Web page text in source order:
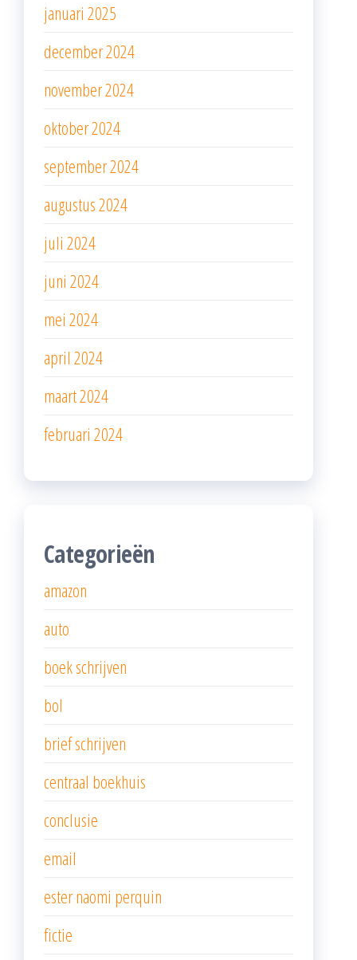
januari 2025
december 2024
november 2024
oktober 2024
september 2024
augustus 2024
juli 2024
juni 2024
mei 2024
april 2024
maart 2024
februari 2024
Categorieën
amazon
auto
boek schrijven
bol
brief schrijven
centraal boekhuis
conclusie
email
ester naomi perquin
fictie